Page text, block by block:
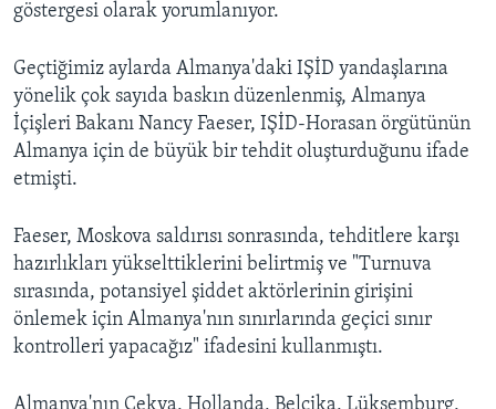
göstergesi olarak yorumlanıyor.
Geçtiğimiz aylarda Almanya'daki IŞİD yandaşlarına
yönelik çok sayıda baskın düzenlenmiş, Almanya
İçişleri Bakanı Nancy Faeser, IŞİD-Horasan örgütünün
Almanya için de büyük bir tehdit oluşturduğunu ifade
etmişti.
Faeser, Moskova saldırısı sonrasında, tehditlere karşı
hazırlıkları yükselttiklerini belirtmiş ve "Turnuva
sırasında, potansiyel şiddet aktörlerinin girişini
önlemek için Almanya'nın sınırlarında geçici sınır
kontrolleri yapacağız" ifadesini kullanmıştı.